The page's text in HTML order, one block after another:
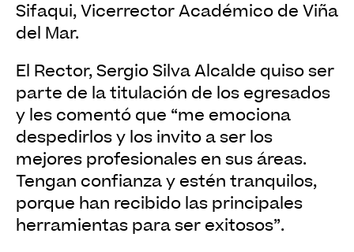
Sifaqui, Vicerrector Académico de Viña
del Mar.
El Rector, Sergio Silva Alcalde quiso ser
parte de la titulación de los egresados
y les comentó que “me emociona
despedirlos y los invito a ser los
mejores profesionales en sus áreas.
Tengan confianza y estén tranquilos,
porque han recibido las principales
herramientas para ser exitosos”.